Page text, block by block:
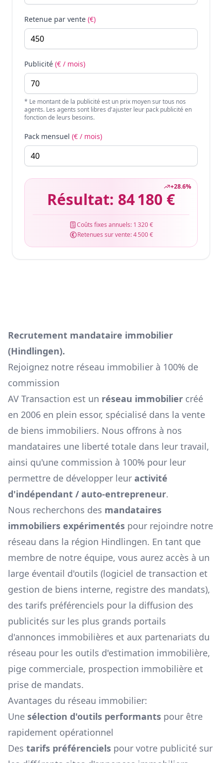
Retenue par vente (€)
Publicité (€ / mois)
* Le montant de la publicité est un prix moyen sur tous nos
agents. Les agents sont libres d'ajuster leur pack publicité en
fonction de leurs besoins.
Pack mensuel (€ / mois)
+28.6%
Résultat: 84 180 €
Coûts fixes annuels: 1 320 €
Retenues sur vente:4 500 €
Recrutement mandataire immobilier
(Hindlingen).
Rejoignez notre réseau immobilier à 100% de
commission
AV Transaction est un réseau immobilier créé
en 2006 en plein essor, spécialisé dans la vente
de biens immobiliers. Nous offrons à nos
mandataires une liberté totale dans leur travail,
ainsi qu'une commission à 100% pour leur
permettre de développer leur activité
d'indépendant / auto-entrepreneur.
Nous recherchons des mandataires
immobiliers expérimentés pour rejoindre notre
réseau dans la région Hindlingen. En tant que
membre de notre équipe, vous aurez accès à un
large éventail d'outils (logiciel de transaction et
gestion de biens interne, registre des mandats),
des tarifs préférenciels pour la diffusion des
publicités sur les plus grands portails
d'annonces immobilières et aux partenariats du
réseau pour les outils d'estimation immobilière,
pige commerciale, prospection immobilière et
prise de mandats.
Avantages du réseau immobilier:
Une sélection d'outils performants pour être
rapidement opérationnel
Des tarifs préférenciels pour votre publicité sur